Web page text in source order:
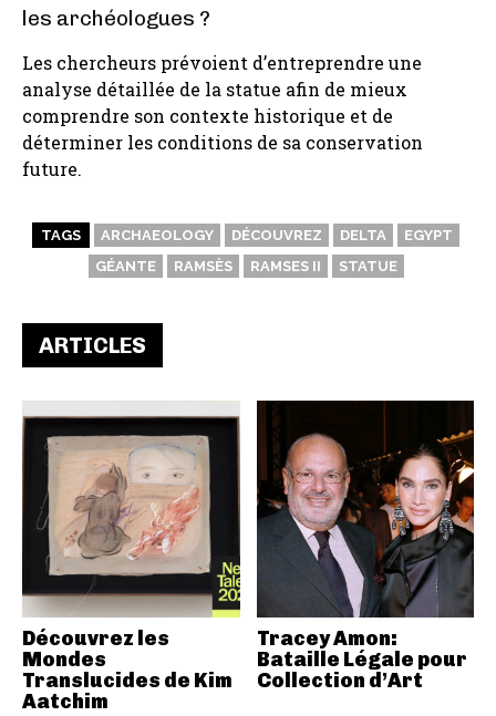
les archéologues ?
Les chercheurs prévoient d’entreprendre une
analyse détaillée de la statue afin de mieux
comprendre son contexte historique et de
déterminer les conditions de sa conservation
future.
TAGS ARCHAEOLOGY DÉCOUVREZ DELTA
EGYPT
GÉANTE
RAMSÈS RAMSES II STATUE
ARTICLES
Découvrez les
Mondes
Translucides de Kim
Aatchim
Tracey Amon:
Bataille Légale pour
Collection d’Art